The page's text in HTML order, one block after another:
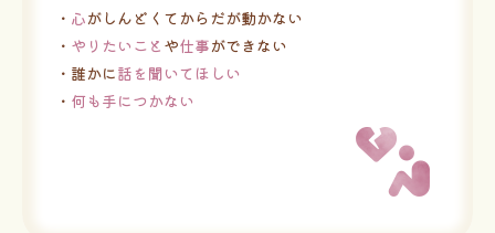
・ 心がしんどくてからだが動かない
・ やりたいこと や仕事ができない
・誰かに話を聞いてほしい
・ 何も手につかない